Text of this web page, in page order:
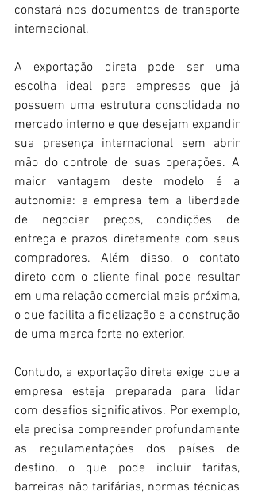
constará nos documentos de transporte
internacional.
A exportação direta pode ser uma
escolha ideal para empresas que já
possuem uma estrutura consolidada no
mercado interno e que desejam expandir
sua presença internacional sem abrir
mão do controle de suas operações. A
maior vantagem deste modelo é a
autonomia: a empresa tem a liberdade
de negociar preços, condições de
entrega e prazos diretamente com seus
compradores. Além disso, o contato
direto com o cliente final pode resultar
em uma relação comercial mais próxima,
o que facilita a fidelização e a construção
de uma marca forte no exterior.
Contudo, a exportação direta exige que a
empresa esteja preparada para lidar
com desafios significativos. Por exemplo,
ela precisa compreender profundamente
as regulamentações dos países de
destino, o que pode incluir tarifas,
barreiras não tarifárias, normas técnicas